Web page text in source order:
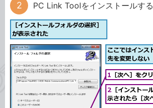
PC Link Toolをインストールする